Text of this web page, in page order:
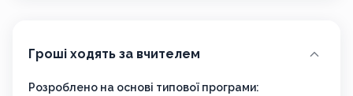
Гроші ходять за вчителем
Розроблено на основі типової програми: